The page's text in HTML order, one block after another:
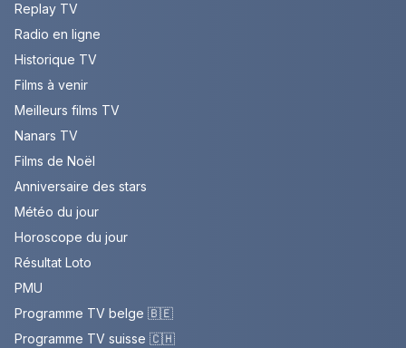
Replay TV
Radio en ligne
Historique TV
Films à venir
Meilleurs films TV
Nanars TV
Films de Noël
Anniversaire des stars
Météo du jour
Horoscope du jour
Résultat Loto
PMU
Programme TV belge 🇧🇪
Programme TV suisse 🇨🇭